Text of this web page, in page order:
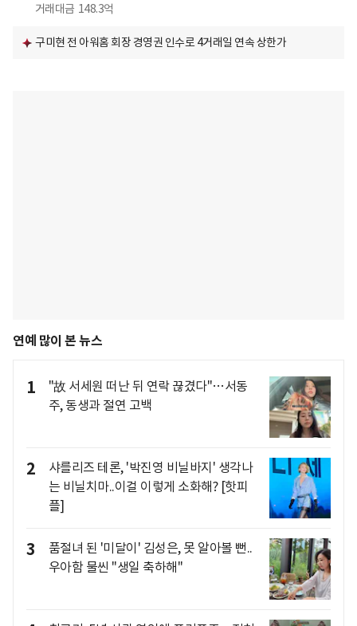
거래대금 148.3억
구미현 전 아워홈 회장 경영권 인수로 4거래일 연속 상한가
연예 많이 본 뉴스
1
"故 서세원 떠난 뒤 연락 끊겼다"…서동
주, 동생과 절연 고백
2
샤를리즈 테론, '박진영 비닐바지' 생각나
는 비닐치마..이걸 이렇게 소화해? [핫피
플]
3
품절녀 된 '미달이' 김성은, 못 알아볼 뻔..
우아함 물씬 "생일 축하해"